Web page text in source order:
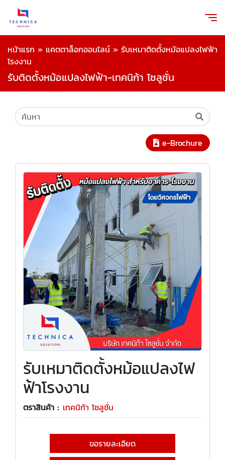
หน้าแรก » แคตตาล็อกออนไลน์ » รับเหมาติดตั้งหม้อแปลงไฟฟ้า
โรงงาน
รับติดตั้งหม้อแปลงไฟฟ้า-เทคนิก้า โซลูชั่น
e-Brochure
รับเหมาติดตั้งหม้อแปลงไฟ
ฟ้าโรงงาน
ตราสินค้า : เทคนิก้า โซลูชั่น
ขอรายละเอียด